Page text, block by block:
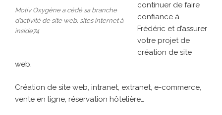
Motiv Oxygène a cédé sa branche
d’activité de site web, sites internet à
inside74
continuer de faire
confiance à
Frédéric et d’assurer
votre projet de
création de site
web.
Création de site web, intranet, extranet, e-commerce,
vente en ligne, réservation hôtelière…